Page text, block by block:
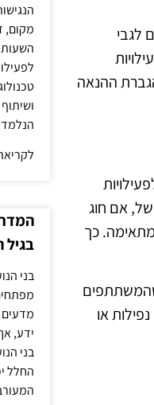
לגבי
ההנאה
אם חוג
מתאימה. כך
שהמשתתפים
או
מקום,
בגיל
בני
מדעים
ידע,
בני
החלל